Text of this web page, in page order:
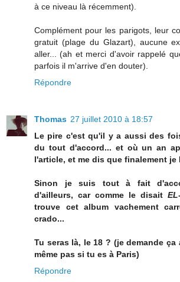
à ce niveau là récemment).
Complément pour les parigots, leur
gratuit (plage du Glazart), aucune
aller... (ah et merci d'avoir rappelé
parfois il m'arrive d'en douter).
Répondre
Thomas 27 juillet 2010 à 18:57
Le pire c'est qu'il y a aussi des
du tout d'accord... et où un an
l'article, et me dis que finalement je
Sinon je suis tout à fait
d'ailleurs, car comme le disait
trouve cet album vachement
crado...
Tu seras là, le 18 ? (je demande
même pas si tu es à Paris)
Répondre